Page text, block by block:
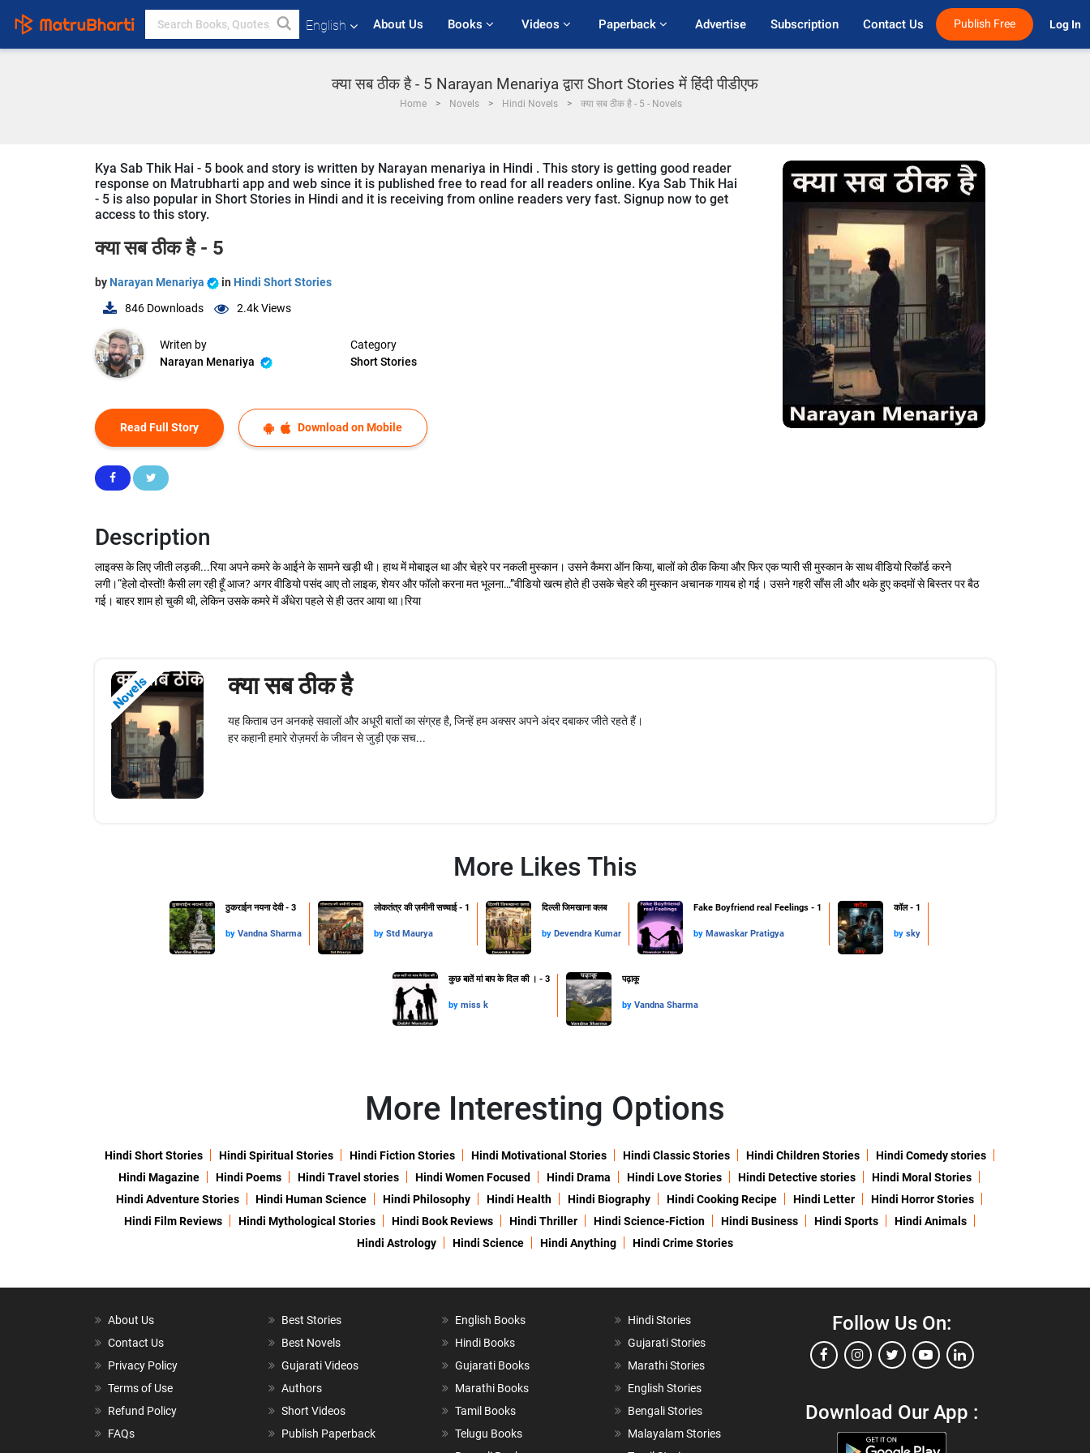
English About Us Books Videos Paperback Advertise Subscription Contact Us Publish Free Log In
क्या सब ठीक है - 5 Narayan Menariya द्वारा Short Stories में हिंदी पीडीएफ
Home Novels Hindi Novels क्या सब ठीक है - 5 - Novels
Kya Sab Thik Hai - 5 book and story is written by Narayan menariya in Hindi . This story is getting good reader
response on Matrubharti app and web since it is published free to read for all readers online. Kya Sab Thik Hai
- 5 is also popular in Short Stories in Hindi and it is receiving from online readers very fast. Signup now to get
access to this story.
क्या सब ठीक है - 5
by Narayan Menariya in Hindi Short Stories
846 Downloads 2.4kViews
Writen by
Narayan Menariya
Category
Short Stories
Read Full Story Download on Mobile
Description
लाइक्स के लिए जीती लड़की...रिया अपने कमरे के आईने के सामने खड़ी थी। हाथ में मोबाइल था और चेहरे पर नकली मुस्कान। उसने कैमरा ऑन किया, बालों को ठीक किया और फिर एक प्यारी सी मुस्कान के साथ वीडियो रिकॉर्ड करने
लगी।“हेलो दोस्तों! कैसी लग रही हूँ आज? अगर वीडियो पसंद आए तो लाइक, शेयर और फॉलो करना मत भूलना…”वीडियो खत्म होते ही उसके चेहरे की मुस्कान अचानक गायब हो गई। उसने गहरी साँस ली और थके हुए कदमों से बिस्तर पर बैठ
गई। बाहर शाम हो चुकी थी, लेकिन उसके कमरे में अँधेरा पहले से ही उतर आया था।रिया
Novels क्या सब ठीक है
यह किताब उन अनकहे सवालों और अधूरी बातों का संग्रह है, जिन्हें हम अक्सर अपने अंदर दबाकर जीते रहते हैं।
हर कहानी हमारे रोज़मर्रा के जीवन से जुड़ी एक सच...
More Likes This
ठुकराईन नयना देवी - 3
by Vandna Sharma
लोकतंत्र की ज़मीनी सच्चाई - 1
by Std Maurya
दिल्ली जिमखाना क्लब
by Devendra Kumar
Fake Boyfriend real Feelings - 1
by Mawaskar Pratigya
कॉल - 1
by sky
कुछ बातें मां बाप के दिल की । - 3
by miss k
पढ़ाकू
by Vandna Sharma
More Interesting Options
Hindi Short Stories Hindi Spiritual Stories Hindi Fiction Stories Hindi Motivational Stories Hindi Classic Stories Hindi Children Stories
Hindi Comedy stories
Hindi Magazine
Hindi Poems Hindi Travel stories Hindi Women Focused Hindi Drama Hindi Love Stories Hindi Detective stories
Hindi Moral Stories
Hindi Adventure Stories
Hindi Human Science Hindi Philosophy Hindi Health Hindi Biography Hindi Cooking Recipe Hindi Letter
Hindi Horror Stories
Hindi Film Reviews
Hindi Mythological Stories Hindi Book Reviews Hindi Thriller Hindi Science-Fiction Hindi Business Hindi Sports
Hindi Animals
Hindi Astrology
Hindi Science Hindi Anything Hindi Crime Stories
About Us
Contact Us
Privacy Policy
Terms of Use
Refund Policy
FAQs
Best Stories
Best Novels
Gujarati Videos
Authors
Short Videos
Publish Paperback
English Books
Hindi Books
Gujarati Books
Marathi Books
Tamil Books
Telugu Books
Hindi Stories
Gujarati Stories
Marathi Stories
English Stories
Bengali Stories
Malayalam Stories
Follow Us On:
Download Our App :